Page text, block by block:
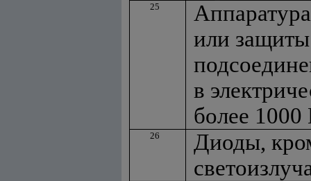
25
или защиты
в
более 1000
26
Диоды,